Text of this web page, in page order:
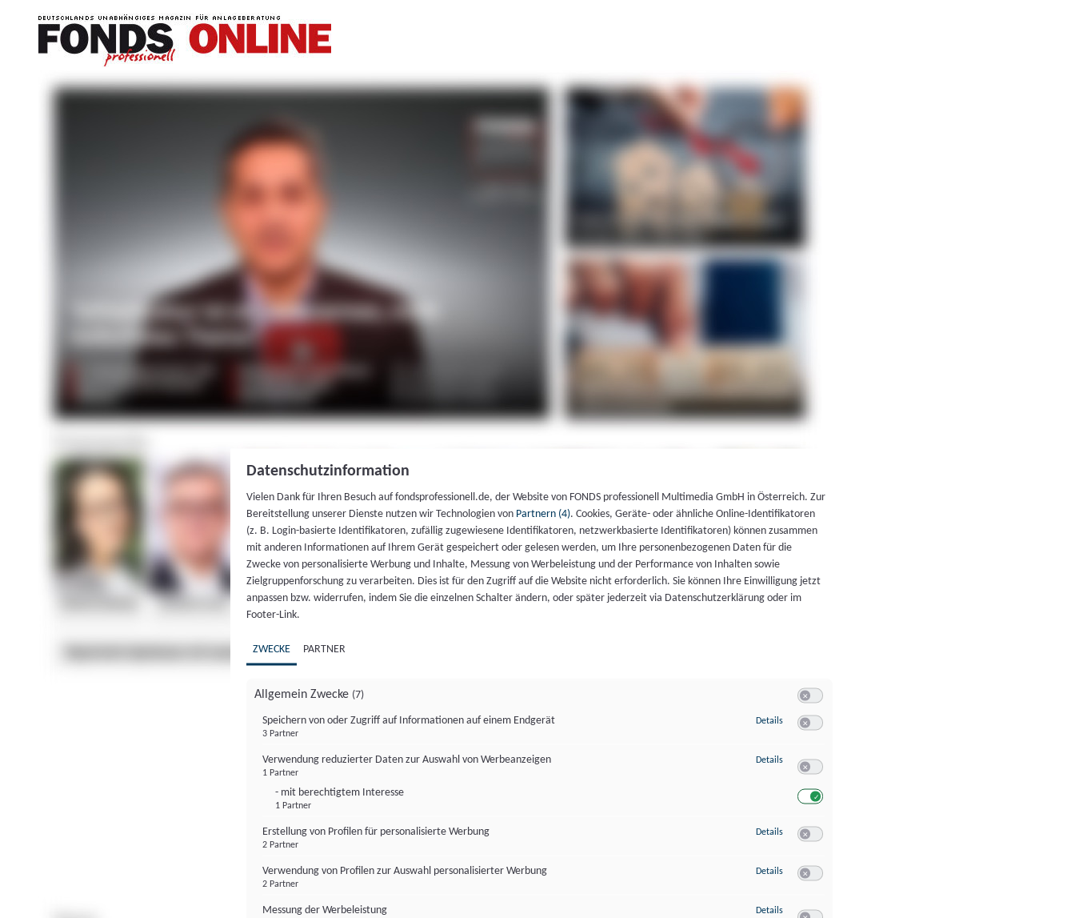
Datenschutzinformation
Vielen Dank für Ihren Besuch auf fondsprofessionell.de, der Website von FONDS professionell Multimedia GmbH in Österreich. Zur
Bereitstellung unserer Dienste nutzen wir Technologien von Partnern (4). Cookies, Geräte- oder ähnliche Online-Identifikatoren
(z. B. Login-basierte Identifikatoren, zufällig zugewiesene Identifikatoren, netzwerkbasierte Identifikatoren) können zusammen
mit anderen Informationen auf Ihrem Gerät gespeichert oder gelesen werden, um Ihre personenbezogenen Daten für die
Zwecke von personalisierte Werbung und Inhalte, Messung von Werbeleistung und der Performance von Inhalten sowie
Zielgruppenforschung zu verarbeiten. Dies ist für den Zugriff auf die Website nicht erforderlich. Sie können Ihre Einwilligung jetzt
anpassen bzw. widerrufen, indem Sie die einzelnen Schalter ändern, oder später jederzeit via Datenschutzerklärung oder im
Footer-Link.
ZWECKE PARTNER
Allgemein Zwecke (7)
Speichern von oder Zugriff auf Informationen auf einem Endgerät
3 Partner
Details zu Speichern von oder Zugriff auf Informationen auf einem Endgerät
Verwendung reduzierter Daten zur Auswahl von Werbeanzeigen
1 Partner
- mit berechtigtem Interesse
1 Partner
Details zu Verwendung reduzierter Daten zur Auswahl von Werbeanzeigen
Erstellung von Profilen für personalisierte Werbung
2 Partner
Details zu Erstellung von Profilen für personalisierte Werbung
Verwendung von Profilen zur Auswahl personalisierter Werbung
2 Partner
Details zu Verwendung von Profilen zur Auswahl personalisierter Werbung
Messung der Werbeleistung
Details zu Messung der Werbeleistung